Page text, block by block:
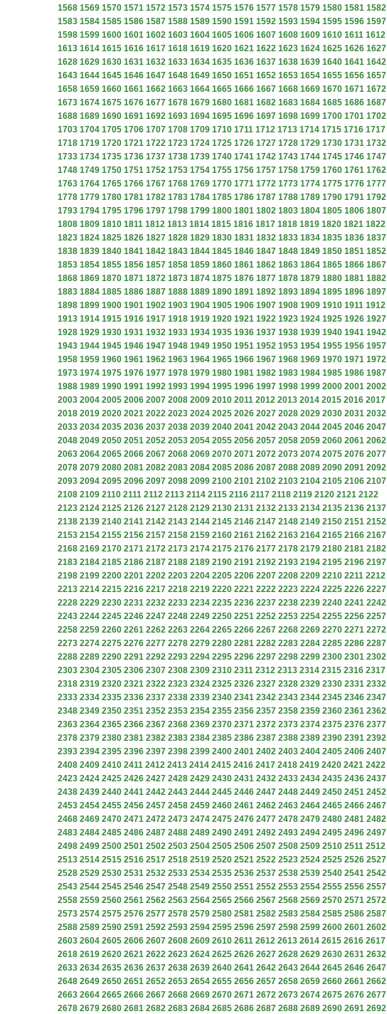
1568 1569 1570 1571 1572 1573 1574 1575 1576 1577 1578 1579 1580 1581 1582
1583 1584 1585 1586 1587 1588 1589 1590 1591 1592 1593 1594 1595 1596 1597
1598 1599 1600 1601 1602 1603 1604 1605 1606 1607 1608 1609 1610 1611 1612
1613 1614 1615 1616 1617 1618 1619 1620 1621 1622 1623 1624 1625 1626 1627
1628 1629 1630 1631 1632 1633 1634 1635 1636 1637 1638 1639 1640 1641 1642
1643 1644 1645 1646 1647 1648 1649 1650 1651 1652 1653 1654 1655 1656 1657
1658 1659 1660 1661 1662 1663 1664 1665 1666 1667 1668 1669 1670 1671 1672
1673 1674 1675 1676 1677 1678 1679 1680 1681 1682 1683 1684 1685 1686 1687
1688 1689 1690 1691 1692 1693 1694 1695 1696 1697 1698 1699 1700 1701 1702
1703 1704 1705 1706 1707 1708 1709 1710 1711 1712 1713 1714 1715 1716 1717
1718 1719 1720 1721 1722 1723 1724 1725 1726 1727 1728 1729 1730 1731 1732
1733 1734 1735 1736 1737 1738 1739 1740 1741 1742 1743 1744 1745 1746 1747
1748 1749 1750 1751 1752 1753 1754 1755 1756 1757 1758 1759 1760 1761 1762
1763 1764 1765 1766 1767 1768 1769 1770 1771 1772 1773 1774 1775 1776 1777
1778 1779 1780 1781 1782 1783 1784 1785 1786 1787 1788 1789 1790 1791 1792
1793 1794 1795 1796 1797 1798 1799 1800 1801 1802 1803 1804 1805 1806 1807
1808 1809 1810 1811 1812 1813 1814 1815 1816 1817 1818 1819 1820 1821 1822
1823 1824 1825 1826 1827 1828 1829 1830 1831 1832 1833 1834 1835 1836 1837
1838 1839 1840 1841 1842 1843 1844 1845 1846 1847 1848 1849 1850 1851 1852
1853 1854 1855 1856 1857 1858 1859 1860 1861 1862 1863 1864 1865 1866 1867
1868 1869 1870 1871 1872 1873 1874 1875 1876 1877 1878 1879 1880 1881 1882
1883 1884 1885 1886 1887 1888 1889 1890 1891 1892 1893 1894 1895 1896 1897
1898 1899 1900 1901 1902 1903 1904 1905 1906 1907 1908 1909 1910 1911 1912
1913 1914 1915 1916 1917 1918 1919 1920 1921 1922 1923 1924 1925 1926 1927
1928 1929 1930 1931 1932 1933 1934 1935 1936 1937 1938 1939 1940 1941 1942
1943 1944 1945 1946 1947 1948 1949 1950 1951 1952 1953 1954 1955 1956 1957
1958 1959 1960 1961 1962 1963 1964 1965 1966 1967 1968 1969 1970 1971 1972
1973 1974 1975 1976 1977 1978 1979 1980 1981 1982 1983 1984 1985 1986 1987
1988 1989 1990 1991 1992 1993 1994 1995 1996 1997 1998 1999 2000 2001 2002
2003 2004 2005 2006 2007 2008 2009 2010 2011 2012 2013 2014 2015 2016 2017
2018 2019 2020 2021 2022 2023 2024 2025 2026 2027 2028 2029 2030 2031 2032
2033 2034 2035 2036 2037 2038 2039 2040 2041 2042 2043 2044 2045 2046 2047
2048 2049 2050 2051 2052 2053 2054 2055 2056 2057 2058 2059 2060 2061 2062
2063 2064 2065 2066 2067 2068 2069 2070 2071 2072 2073 2074 2075 2076 2077
2078 2079 2080 2081 2082 2083 2084 2085 2086 2087 2088 2089 2090 2091 2092
2093 2094 2095 2096 2097 2098 2099 2100 2101 2102 2103 2104 2105 2106 2107
2108 2109 2110 2111 2112 2113 2114 2115 2116 2117 2118 2119 2120 2121 2122
2123 2124 2125 2126 2127 2128 2129 2130 2131 2132 2133 2134 2135 2136 2137
2138 2139 2140 2141 2142 2143 2144 2145 2146 2147 2148 2149 2150 2151 2152
2153 2154 2155 2156 2157 2158 2159 2160 2161 2162 2163 2164 2165 2166 2167
2168 2169 2170 2171 2172 2173 2174 2175 2176 2177 2178 2179 2180 2181 2182
2183 2184 2185 2186 2187 2188 2189 2190 2191 2192 2193 2194 2195 2196 2197
2198 2199 2200 2201 2202 2203 2204 2205 2206 2207 2208 2209 2210 2211 2212
2213 2214 2215 2216 2217 2218 2219 2220 2221 2222 2223 2224 2225 2226 2227
2228 2229 2230 2231 2232 2233 2234 2235 2236 2237 2238 2239 2240 2241 2242
2243 2244 2245 2246 2247 2248 2249 2250 2251 2252 2253 2254 2255 2256 2257
2258 2259 2260 2261 2262 2263 2264 2265 2266 2267 2268 2269 2270 2271 2272
2273 2274 2275 2276 2277 2278 2279 2280 2281 2282 2283 2284 2285 2286 2287
2288 2289 2290 2291 2292 2293 2294 2295 2296 2297 2298 2299 2300 2301 2302
2303 2304 2305 2306 2307 2308 2309 2310 2311 2312 2313 2314 2315 2316 2317
2318 2319 2320 2321 2322 2323 2324 2325 2326 2327 2328 2329 2330 2331 2332
2333 2334 2335 2336 2337 2338 2339 2340 2341 2342 2343 2344 2345 2346 2347
2348 2349 2350 2351 2352 2353 2354 2355 2356 2357 2358 2359 2360 2361 2362
2363 2364 2365 2366 2367 2368 2369 2370 2371 2372 2373 2374 2375 2376 2377
2378 2379 2380 2381 2382 2383 2384 2385 2386 2387 2388 2389 2390 2391 2392
2393 2394 2395 2396 2397 2398 2399 2400 2401 2402 2403 2404 2405 2406 2407
2408 2409 2410 2411 2412 2413 2414 2415 2416 2417 2418 2419 2420 2421 2422
2423 2424 2425 2426 2427 2428 2429 2430 2431 2432 2433 2434 2435 2436 2437
2438 2439 2440 2441 2442 2443 2444 2445 2446 2447 2448 2449 2450 2451 2452
2453 2454 2455 2456 2457 2458 2459 2460 2461 2462 2463 2464 2465 2466 2467
2468 2469 2470 2471 2472 2473 2474 2475 2476 2477 2478 2479 2480 2481 2482
2483 2484 2485 2486 2487 2488 2489 2490 2491 2492 2493 2494 2495 2496 2497
2498 2499 2500 2501 2502 2503 2504 2505 2506 2507 2508 2509 2510 2511 2512
2513 2514 2515 2516 2517 2518 2519 2520 2521 2522 2523 2524 2525 2526 2527
2528 2529 2530 2531 2532 2533 2534 2535 2536 2537 2538 2539 2540 2541 2542
2543 2544 2545 2546 2547 2548 2549 2550 2551 2552 2553 2554 2555 2556 2557
2558 2559 2560 2561 2562 2563 2564 2565 2566 2567 2568 2569 2570 2571 2572
2573 2574 2575 2576 2577 2578 2579 2580 2581 2582 2583 2584 2585 2586 2587
2588 2589 2590 2591 2592 2593 2594 2595 2596 2597 2598 2599 2600 2601 2602
2603 2604 2605 2606 2607 2608 2609 2610 2611 2612 2613 2614 2615 2616 2617
2618 2619 2620 2621 2622 2623 2624 2625 2626 2627 2628 2629 2630 2631 2632
2633 2634 2635 2636 2637 2638 2639 2640 2641 2642 2643 2644 2645 2646 2647
2648 2649 2650 2651 2652 2653 2654 2655 2656 2657 2658 2659 2660 2661 2662
2663 2664 2665 2666 2667 2668 2669 2670 2671 2672 2673 2674 2675 2676 2677
2678 2679 2680 2681 2682 2683 2684 2685 2686 2687 2688 2689 2690 2691 2692